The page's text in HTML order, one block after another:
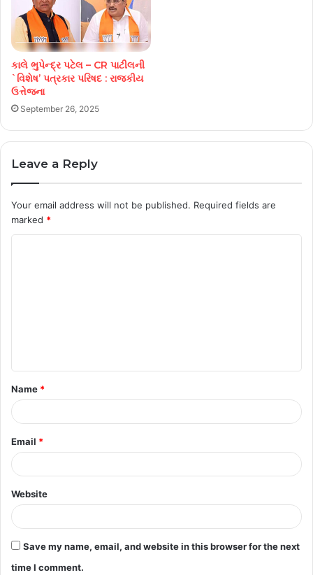
કાલે ભુપેન્દ્ર પટેલ – CR પાટીલની
`વિશેષ’ પત્રકાર પરિષદ : રાજકીય
ઉત્તેજના
September 26, 2025
Leave a Reply
Your email address will not be published. Required fields are
marked *
t
*
Name *
Email *
Website
Save my name, email, and website in this browser for the next
time I comment.